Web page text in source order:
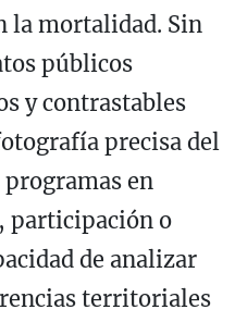
la mortalidad. Sin
públicos
y contrastables
precisa del
en
participación o
de analizar
territoriales